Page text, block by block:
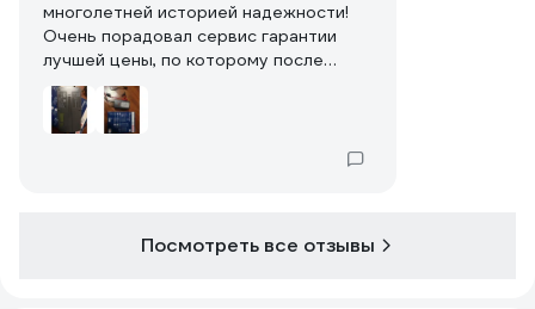
многолетней историей надежности!
Очень порадовал сервис гарантии
лучшей цены, по которому после
предоставления ссылки на сайт
конкурентов с меньшей ценой
стоимость заказа была снижена.
возможность оплаты бонусами
Посмотреть все отзывы